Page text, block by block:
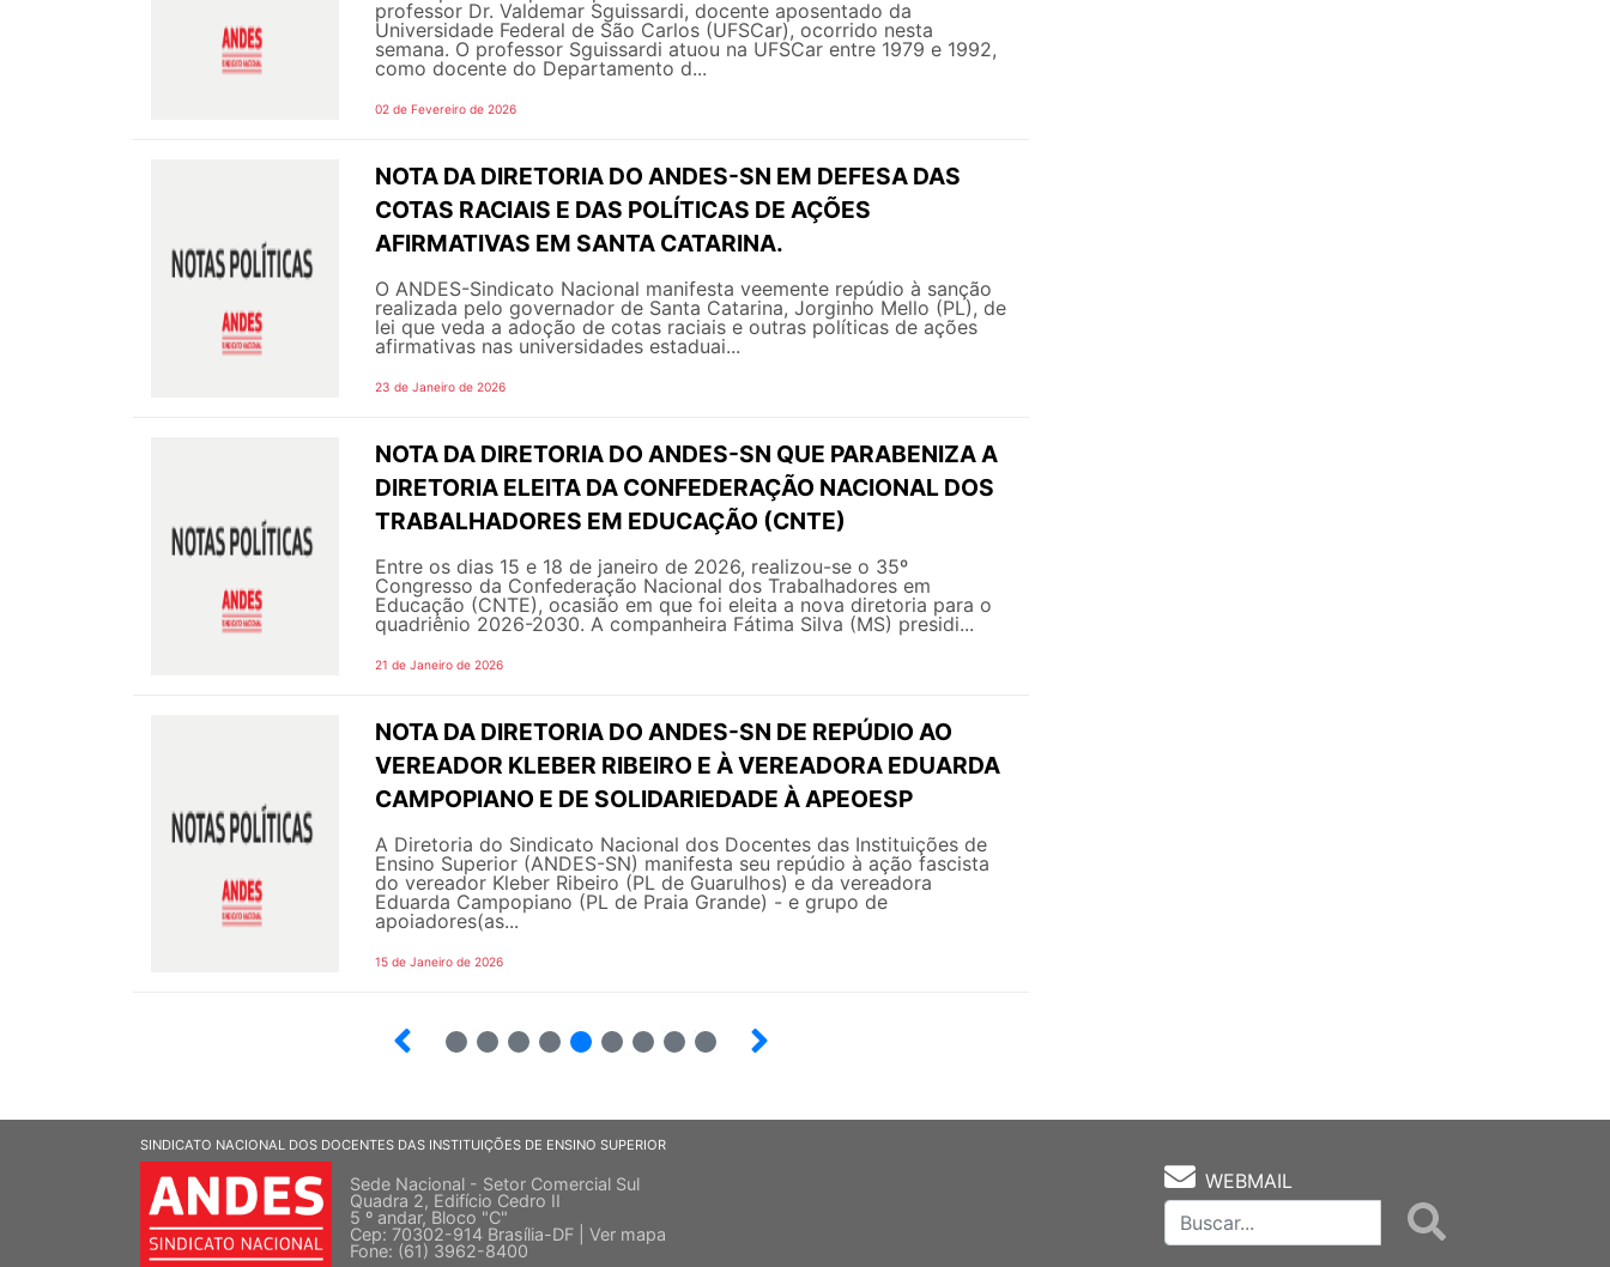
professor Dr. Valdemar Sguissardi, docente aposentado da
Universidade Federal de São Carlos (UFSCar), ocorrido nesta
semana. O professor Sguissardi atuou na UFSCar entre 1979 e 1992,
como docente do Departamento d...
02 de Fevereiro de 2026
NOTA DA DIRETORIA DO ANDES-SN EM DEFESA DAS
COTAS RACIAIS E DAS POLÍTICAS DE AÇÕES
AFIRMATIVAS EM SANTA CATARINA.
O ANDES-Sindicato Nacional manifesta veemente repúdio à sanção
realizada pelo governador de Santa Catarina, Jorginho Mello (PL), de
lei que veda a adoção de cotas raciais e outras políticas de ações
afirmativas nas universidades estaduai...
23 de Janeiro de 2026
NOTA DA DIRETORIA DO ANDES-SN QUE PARABENIZA A
DIRETORIA ELEITA DA CONFEDERAÇÃO NACIONAL DOS
TRABALHADORES EM EDUCAÇÃO (CNTE)
Entre os dias 15 e 18 de janeiro de 2026, realizou-se o 35º
Congresso da Confederação Nacional dos Trabalhadores em
Educação (CNTE), ocasião em que foi eleita a nova diretoria para o
quadriênio 2026-2030. A companheira Fátima Silva (MS) presidi...
21 de Janeiro de 2026
NOTA DA DIRETORIA DO ANDES-SN DE REPÚDIO AO
VEREADOR KLEBER RIBEIRO E À VEREADORA EDUARDA
CAMPOPIANO E DE SOLIDARIEDADE À APEOESP
A Diretoria do Sindicato Nacional dos Docentes das Instituições de
Ensino Superior (ANDES-SN) manifesta seu repúdio à ação fascista
do vereador Kleber Ribeiro (PL de Guarulhos) e da vereadora
Eduarda Campopiano (PL de Praia Grande) - e grupo de
apoiadores(as...
15 de Janeiro de 2026
SINDICATO NACIONAL DOS DOCENTES DAS INSTITUIÇÕES DE ENSINO SUPERIOR
Sede Nacional - Setor Comercial Sul
Quadra 2, Edifício Cedro II
5 º andar, Bloco "C"
Cep: 70302-914 Brasília-DF | Ver mapa
Fone: (61) 3962-8400
WEBMAIL